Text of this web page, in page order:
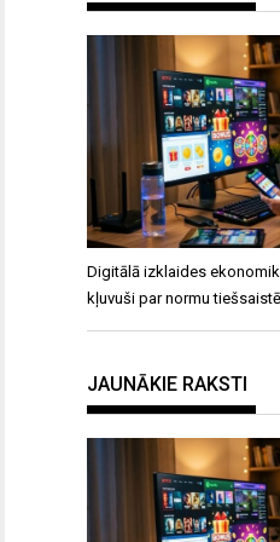
Digitālā izklaides
kļuvuši par normu tiešsaistē
JAUNĀKIE RAKSTI